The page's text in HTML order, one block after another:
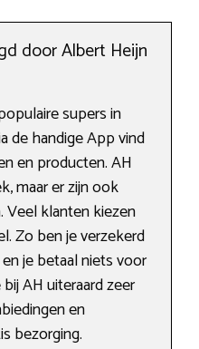
door Albert Heijn
supers in
de handige App vind
en producten. AH
maar er zijn ook
Veel klanten kiezen
Zo ben je verzekerd
je betaal niets voor
AH uiteraard zeer
en
bezorging.